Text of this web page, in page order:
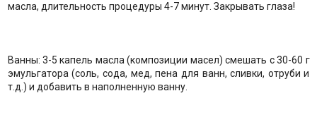
масла, длительность процедуры 4-7 минут. Закрывать глаза!
Ванны: 3-5 капель масла (композиции масел) смешать с 30-60 г
эмульгатора (соль, сода, мед, пена для ванн, сливки, отруби и
т.д.) и добавить в наполненную ванну.